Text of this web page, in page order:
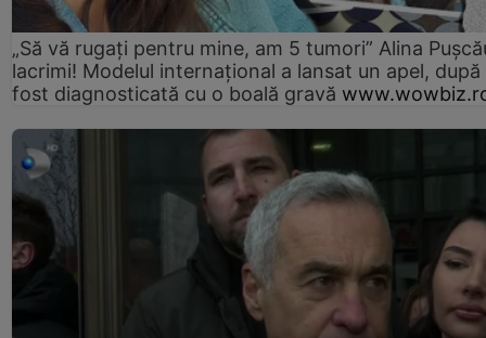
„Să vă rugați pentru mine, am 5 tumori” Alina
lacrimi! Modelul internațional a lansat un apel, după
fost diagnosticată cu o boală gravă